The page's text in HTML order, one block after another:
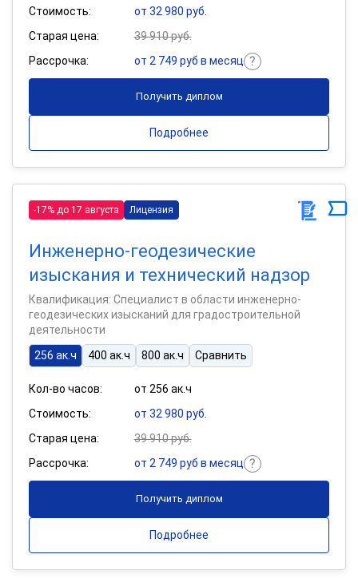
Стоимость:
от 32 980 руб.
Старая цена:
39 910 руб.
Рассрочка:
от 2 749 руб в месяц
Получить диплом
Подробнее
-17% до 17 августа Лицензия
Инженерно-геодезические
изыскания и технический надзор
Квалификация: Специалист в области инженерно-
геодезических изысканий для градостроительной
деятельности
256 ак.ч
400 ак.ч 800 ак.ч Сравнить
Кол-во часов:
от 256 ак.ч
Стоимость:
от 32 980 руб.
Старая цена:
39 910 руб.
Рассрочка:
от 2 749 руб в месяц
Получить диплом
Подробнее